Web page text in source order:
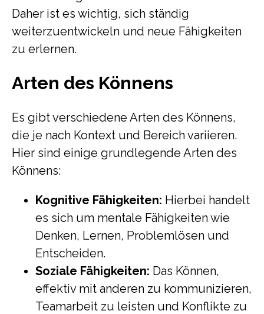
Daher ist es wichtig, sich ständig
weiterzuentwickeln und neue Fähigkeiten
zu erlernen.
Arten des Könnens
Es gibt verschiedene Arten des Könnens,
die je nach Kontext und Bereich variieren.
Hier sind einige grundlegende Arten des
Könnens:
Kognitive Fähigkeiten: Hierbei handelt
es sich um mentale Fähigkeiten wie
Denken, Lernen, Problemlösen und
Entscheiden.
Soziale Fähigkeiten: Das Können,
effektiv mit anderen zu kommunizieren,
Teamarbeit zu leisten und Konflikte zu